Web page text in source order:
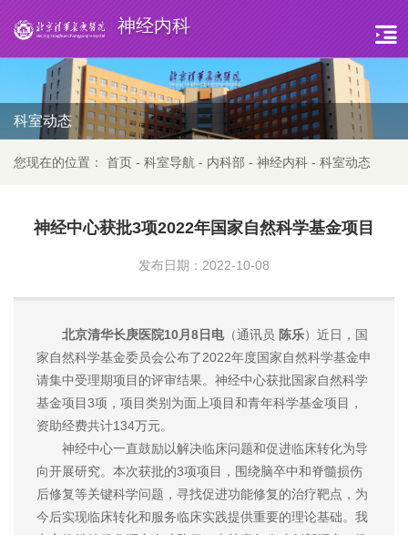
神经内科
科室动态
您现在的位置： 首页 - 科室导航 - 内科部 - 神经内科 - 科室动态
神经中心获批3项2022年国家自然科学基金项目
发布日期：2022-10-08
北京清华长庚医院10月8日电（通讯员 陈乐）近日，国
家自然科学基金委员会公布了2022年度国家自然科学基金申
请集中受理期项目的评审结果。神经中心获批国家自然科学
基金项目3项，项目类别为面上项目和青年科学基金项目，
资助经费共计134万元。
神经中心一直鼓励以解决临床问题和促进临床转化为导
向开展研究。本次获批的3项项目，围绕脑卒中和脊髓损伤
后修复等关键科学问题，寻找促进功能修复的治疗靶点，为
今后实现临床转化和服务临床实践提供重要的理论基础。我